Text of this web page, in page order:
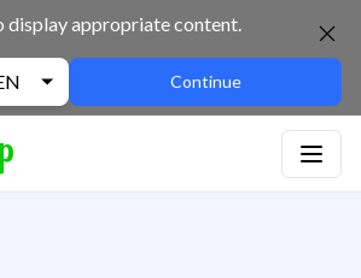
display appropriate content.
Continue